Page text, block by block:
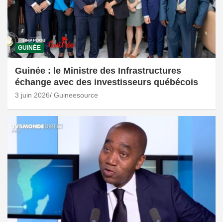
GUINÉE
Guinée : le Ministre des Infrastructures
échange avec des investisseurs québécois
3 juin 2026 Guineesource